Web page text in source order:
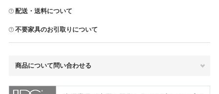
配送・送料について
不要家具のお引取りについて
商品について問い合わせる